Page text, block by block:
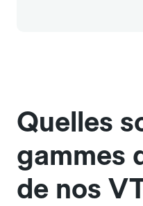
Quelles
gammes
de nos